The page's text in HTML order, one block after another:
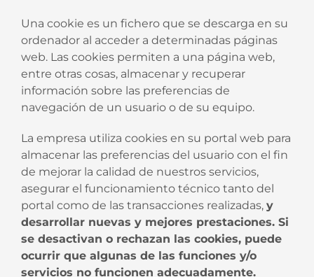
Una cookie es un fichero que se descarga en su
ordenador al acceder a determinadas páginas
web. Las cookies permiten a una página web,
entre otras cosas, almacenar y recuperar
información sobre las preferencias de
navegación de un usuario o de su equipo.
La empresa utiliza cookies en su portal web para
almacenar las preferencias del usuario con el fin
de mejorar la calidad de nuestros servicios,
asegurar el funcionamiento técnico tanto del
portal como de las transacciones realizadas, y
desarrollar nuevas y mejores prestaciones. Si
se desactivan o rechazan las cookies, puede
ocurrir que algunas de las funciones y/o
servicios no funcionen adecuadamente.